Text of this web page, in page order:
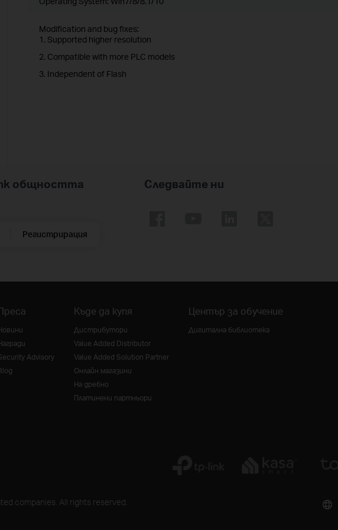
Modification and bug fixes:
1. Supported higher resolution
2. Compatible with more PLC models
3. Independent of Flash
общността
Регистрирация
Следвайте ни
Advisory
Къде да купя
Дистрибутори
Value Added Distributor
Value Added Solution Partner
Онлайн магазини
На дребно
Платинени партньори
Център за обучение
Дигитална библиотека
companies. All rights reserved.